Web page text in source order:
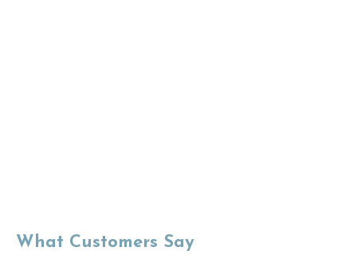
What Customers Say